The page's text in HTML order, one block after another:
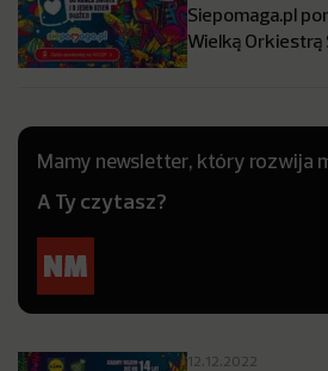
Siepomaga.pl
Wielką
Mamy newsletter, który rozwija
A Ty czytasz?
12.12.2022